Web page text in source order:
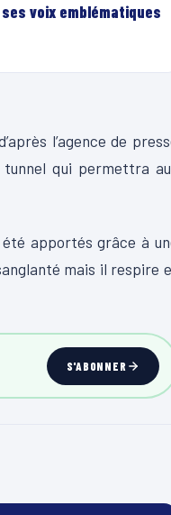
voix emblématiques
l’agence de
qui permettra
apportés grâce à
mais il respire
S'ABONNER